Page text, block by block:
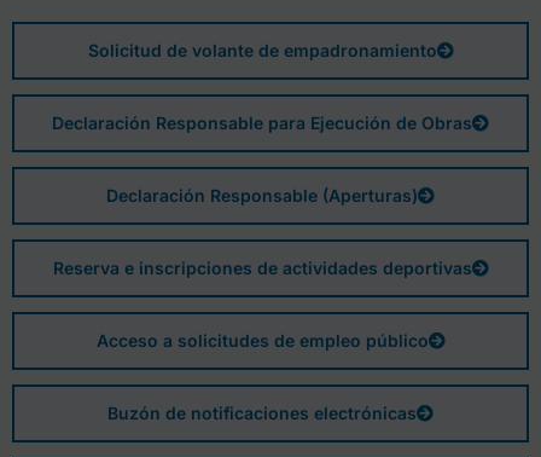
Solicitud de volante de empadronamiento
Declaración Responsable para Ejecución de Obras
Declaración Responsable (Aperturas)
Reserva e inscripciones de actividades deportivas
Acceso a solicitudes de empleo público
Buzón de notificaciones electrónicas